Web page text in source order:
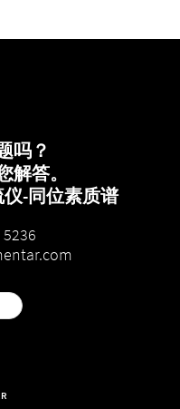
吗？
解答。
-同位素质谱